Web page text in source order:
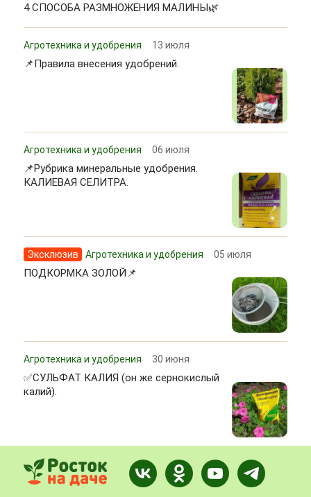
4 СПОСОБА РАЗМНОЖЕНИЯ МАЛИНЫ🌿
Агротехника и удобрения 13 июля
📌Правила внесения удобрений.
Агротехника и удобрения 06 июля
📌Рубрика минеральные удобрения.
КАЛИЕВАЯ СЕЛИТРА.
Эксклюзив Агротехника и удобрения 05 июля
ПОДКОРМКА ЗОЛОЙ📌
Агротехника и удобрения 30 июня
✅СУЛЬФАТ КАЛИЯ (он же сернокислый
калий).